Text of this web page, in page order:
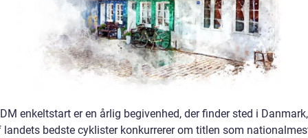
enkeltstart er en årlig begivenhed, der finder sted i
landets bedste cyklister konkurrerer om titlen som